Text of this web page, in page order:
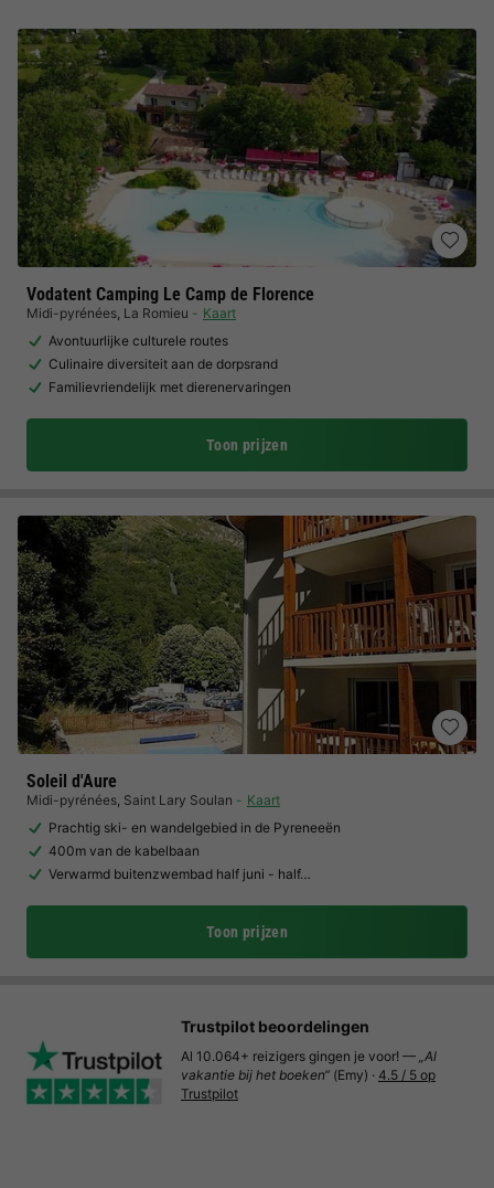
Vodatent Camping Le Camp de Florence
Midi-pyrénées, La Romieu
Kaart
Avontuurlijke culturele routes
Culinaire diversiteit aan de dorpsrand
Familievriendelijk met dierenervaringen
Toon prijzen
Soleil d'Aure
Midi-pyrénées, Saint Lary Soulan
Kaart
Prachtig ski- en wandelgebied in de Pyreneeën
400m van de kabelbaan
Verwarmd buitenzwembad half juni - half…
Toon prijzen
Trustpilot beoordelingen
Al 10.064+ reizigers gingen je voor! — „Al
vakantie bij het boeken“ (Emy) · 4.5 / 5 op
Trustpilot